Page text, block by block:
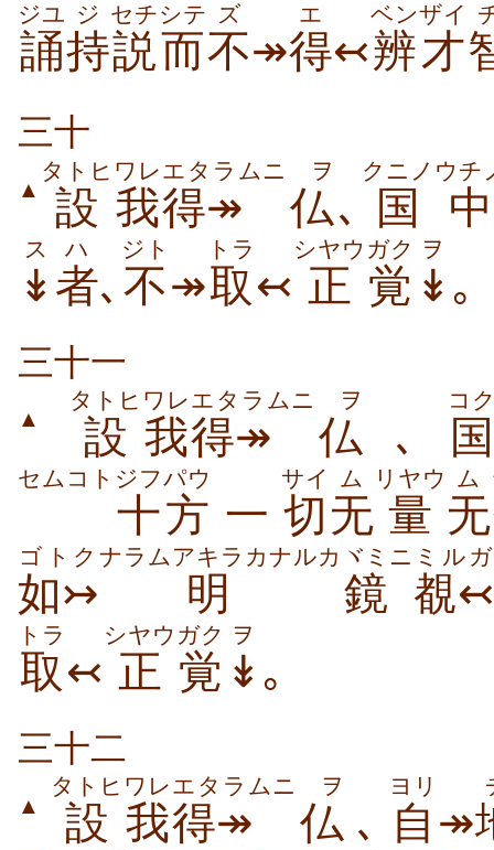
誦
ジユ
持
ジ
説
セチ
而
シテ
不
ズ
↠得
エ
↢辨才
ベンザイ
三十
▲ 設
タトヒ
我
ワレ
得↠
エタラムニ
仏
ヲ
､ 国
クニノ
中
ウチ
↡
ス
者
ハ
､ 不
ジト
↠取
トラ
↢ 正
シヤウ
覚
ガク
↡
ヲ
｡
三十一
▲ 設
タトヒ
我
ワレ
得↠
エタラムニ
仏
ヲ
､ 国
コ
セムコト
十方
ジフパウ
一 切
サイ
无
ム
量
リヤウ
无
ム
如↣
ゴトク ナラム
明
アキラカナル
鏡
カヾミニ
覩↢
ミルガ
取
トラ
↢ 正
シヤウ
覚
ガク
↡
ヲ
｡
三十二
▲ 設
タトヒ
我
ワレ
得↠
エタラムニ
仏
ヲ
､ 自
ヨリ
↠